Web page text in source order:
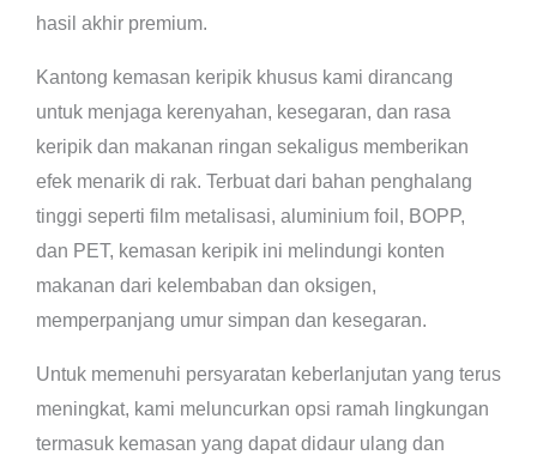
hasil akhir premium.
Kantong kemasan keripik khusus kami dirancang
untuk menjaga kerenyahan, kesegaran, dan rasa
keripik dan makanan ringan sekaligus memberikan
efek menarik di rak. Terbuat dari bahan penghalang
tinggi seperti film metalisasi, aluminium foil, BOPP,
dan PET, kemasan keripik ini melindungi konten
makanan dari kelembaban dan oksigen,
memperpanjang umur simpan dan kesegaran.
Untuk memenuhi persyaratan keberlanjutan yang terus
meningkat, kami meluncurkan opsi ramah lingkungan
termasuk kemasan yang dapat didaur ulang dan